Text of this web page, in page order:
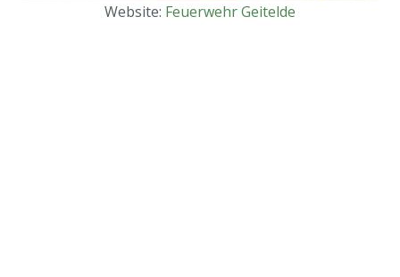
Dorfgemeinschaft & Co.
Website: Feuerwehr Geitelde